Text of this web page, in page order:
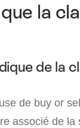
la
de la
de buy or
associé de la